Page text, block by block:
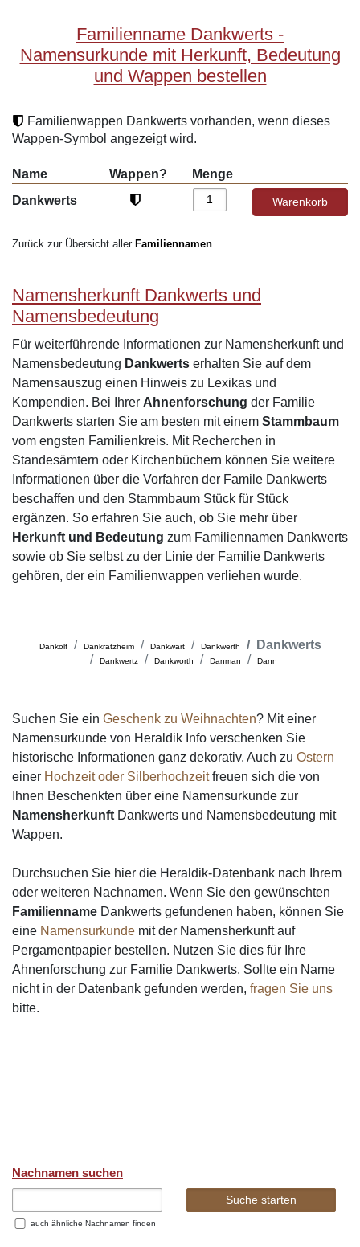
Familienname Dankwerts -
Namensurkunde mit Herkunft, Bedeutung
und Wappen bestellen
Familienwappen Dankwerts vorhanden, wenn dieses
Wappen-Symbol angezeigt wird.
Name Wappen?
Menge
Dankwerts
Zurück zur Übersicht aller Familiennamen
Namensherkunft Dankwerts und
Namensbedeutung
Für weiterführende Informationen zur Namensherkunft und
Namensbedeutung Dankwerts erhalten Sie auf dem
Namensauszug einen Hinweis zu Lexikas und
Kompendien. Bei Ihrer Ahnenforschung der Familie
Dankwerts starten Sie am besten mit einem Stammbaum
vom engsten Familienkreis. Mit Recherchen in
Standesämtern oder Kirchenbüchern können Sie weitere
Informationen über die Vorfahren der Famile Dankwerts
beschaffen und den Stammbaum Stück für Stück
ergänzen. So erfahren Sie auch, ob Sie mehr über
Herkunft und Bedeutung zum Familiennamen Dankwerts
sowie ob Sie selbst zu der Linie der Familie Dankwerts
gehören, der ein Familienwappen verliehen wurde.
Dankolf Dankratzheim Dankwart Dankwerth Dankwerts
Dankwertz Dankworth Danman Dann
Suchen Sie ein Geschenk zu Weihnachten? Mit einer
Namensurkunde von Heraldik Info verschenken Sie
historische Informationen ganz dekorativ. Auch zu Ostern
einer Hochzeit oder Silberhochzeitfreuen sich die von
Ihnen Beschenkten über eine Namensurkunde zur
Namensherkunft Dankwerts und Namensbedeutung mit
Wappen.
Durchsuchen Sie hier die Heraldik-Datenbank nach Ihrem
oder weiteren Nachnamen. Wenn Sie den gewünschten
Familienname Dankwerts gefundenen haben, können Sie
eine Namensurkunde mit der Namensherkunft auf
Pergamentpapier bestellen. Nutzen Sie dies für Ihre
Ahnenforschung zur Familie Dankwerts. Sollte ein Name
nicht in der Datenbank gefunden werden, fragen Sie uns
bitte.
Nachnamen suchen
auch ähnliche Nachnamen finden